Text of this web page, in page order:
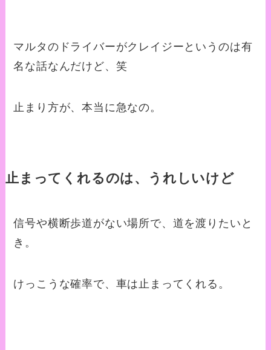
マルタのドライバーがクレイジーというのは有
名な話なんだけど、笑
止まり方が、本当に急なの。
止まってくれるのは、うれしいけど
信号や横断歩道がない場所で、道を渡りたいと
き。
けっこうな確率で、車は止まってくれる。